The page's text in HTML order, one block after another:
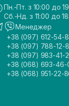
Пн.-Пт. з 10:00 до
Сб.-Нд. з 11:00 до
Менеджер
+38 (097) 612-54-
+38 (097) 788-12-
+38 (097) 983-41-
+38 (068) 693-46-
+38 (068) 951-22-